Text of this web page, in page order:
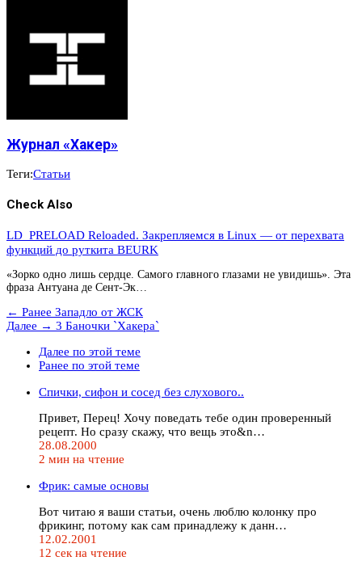
Журнал «Хакер»
Теги:Статьи
Check Also
LD_PRELOAD Reloaded. Закрепляемся в Linux — от перехвата
функций до руткита BEURK
«Зорко одно лишь сердце. Самого главного глазами не увидишь». Эта
фраза Антуана де Сент-Эк…
← Ранее Западло от ЖСК
Далее → 3 Баночки `Хакера`
Далее по этой теме
Ранее по этой теме
Спички, сифон и сосед без слухового..
Привет, Перец! Хочу поведать тебе один проверенный
рецепт. Но сразу скажу, что вещь это&n…
28.08.2000
2 мин на чтение
Фрик: самые основы
Вот читаю я ваши статьи, очень люблю колонку про
фрикинг, потому как сам принадлежу к данн…
12.02.2001
12 сек на чтение